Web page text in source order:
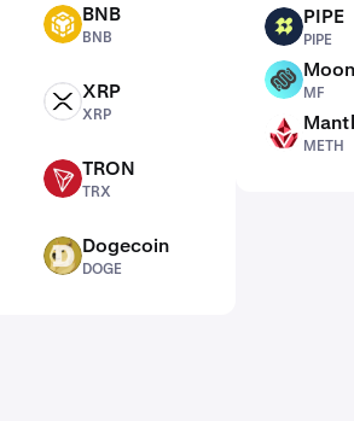
BNB BNB
BNB
XRP XRP
XRP
TRX TRON
TRX
DOGE Dogecoin
DOGE
PIPE PIPE
PIPE
MF
MF
METH
METH